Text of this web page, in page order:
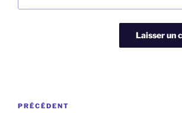
Navigation
Article
PRÉCÉDENT